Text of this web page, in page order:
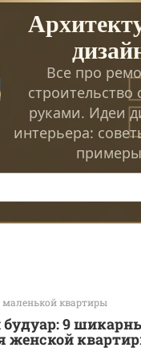
Все про
строительство
руками. Идеи
интерьера:
примеры
квартиры
9
женской